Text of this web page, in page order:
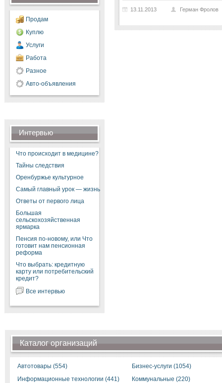
Продам
Куплю
Услуги
Работа
Разное
Авто-объявления
Интервью
Что происходит в медицине?
Тайны следствия
Оренбуржье культурное
Самый главный урок — жизнь
Ответы от первого лица
Большая
сельскохозяйственная
ярмарка
Пенсия по-новому, или Что
готовит нам пенсионная
реформа
Что выбрать: кредитную
карту или потребительский
кредит?
Все интервью
13.11.2013 Герман Фролов
Каталог организаций
Автотовары (554)
Бизнес-услуги (1054)
Информационные технологии (441)
Коммунальные (220)